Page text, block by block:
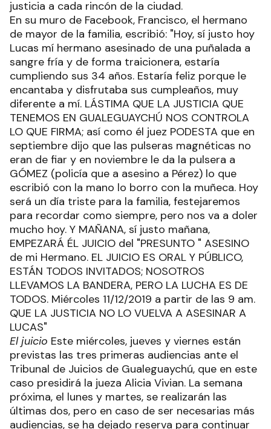
justicia a cada rincón de la ciudad.
En su muro de Facebook, Francisco, el hermano
de mayor de la familia, escribió: "Hoy, sí justo hoy
Lucas mí hermano asesinado de una puñalada a
sangre fría y de forma traicionera, estaría
cumpliendo sus 34 años. Estaría feliz porque le
encantaba y disfrutaba sus cumpleaños, muy
diferente a mí. LÁSTIMA QUE LA JUSTICIA QUE
TENEMOS EN GUALEGUAYCHÚ NOS CONTROLA
LO QUE FIRMA; así como él juez PODESTA que en
septiembre dijo que las pulseras magnéticas no
eran de fiar y en noviembre le da la pulsera a
GÓMEZ (policía que a asesino a Pérez) lo que
escribió con la mano lo borro con la muñeca. Hoy
será un día triste para la familia, festejaremos
para recordar como siempre, pero nos va a doler
mucho hoy. Y MAÑANA, sí justo mañana,
EMPEZARÁ ÉL JUICIO del "PRESUNTO " ASESINO
de mi Hermano. EL JUICIO ES ORAL Y PÚBLICO,
ESTÁN TODOS INVITADOS; NOSOTROS
LLEVAMOS LA BANDERA, PERO LA LUCHA ES DE
TODOS. Miércoles 11/12/2019 a partir de las 9 am.
QUE LA JUSTICIA NO LO VUELVA A ASESINAR A
LUCAS"
El juicio Este miércoles, jueves y viernes están
previstas las tres primeras audiencias ante el
Tribunal de Juicios de Gualeguaychú, que en este
caso presidirá la jueza Alicia Vivian. La semana
próxima, el lunes y martes, se realizarán las
últimas dos, pero en caso de ser necesarias más
audiencias, se ha dejado reserva para continuar